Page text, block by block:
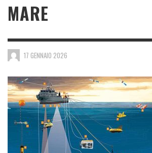
MARE
17 GENNAIO 2026